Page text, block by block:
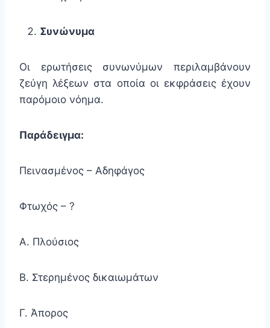
Συνώνυμα
Οι ερωτήσεις συνωνύμων περιλαμβάνουν
ζεύγη λέξεων στα οποία οι εκφράσεις έχουν
παρόμοιο νόημα.
Παράδειγμα:
Πεινασμένος – Αδηφάγος
Φτωχός – ?
Α. Πλούσιος
Β. Στερημένος δικαιωμάτων
Γ. Άπορος